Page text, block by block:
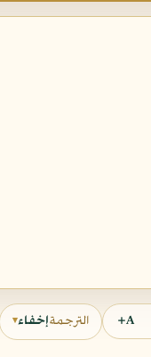
A+ الترجمةإخفاء▾